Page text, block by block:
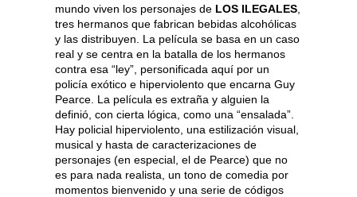
mundo viven los personajes de LOS ILEGALES
tres hermanos que fabrican bebidas alcohólicas
y las distribuyen. La película se basa en un caso
real y se centra en la batalla de los hermanos
contra esa “ley”, personificada aquí por un
policía exótico e hiperviolento que encarna Guy
Pearce. La película es extraña y alguien la
definió, con cierta lógica, como una “ensalada”.
Hay policial hiperviolento, una estilización visual,
musical y hasta de caracterizaciones de
personajes (en especial, el de Pearce) que no
es para nada realista, un tono de comedia por
momentos bienvenido y una serie de códigos